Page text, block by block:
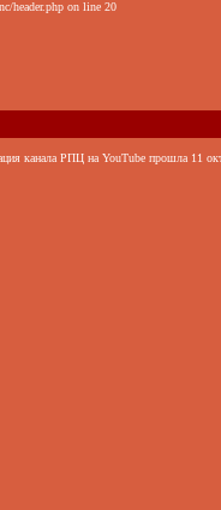
header.php on line 20
канала РПЦ на YouTube прошла 11